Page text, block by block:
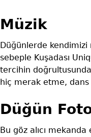
Müzik
Düğünlerde kendimizi
sebeple Kuşadası
tercihin
hiç merak etme,
Düğün
Bu göz alıcı